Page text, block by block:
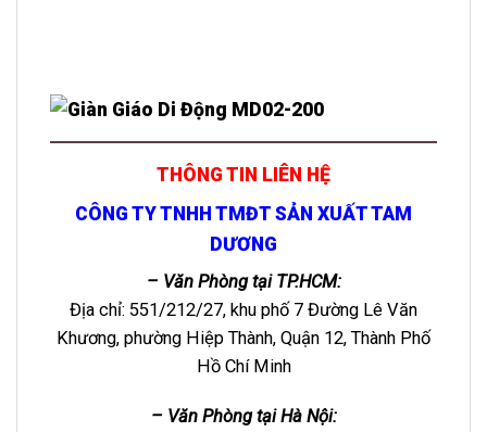
THÔNG TIN LIÊN HỆ
CÔNG TY TNHH TMĐT SẢN XUẤT TAM
DƯƠNG
– Văn Phòng tại TP.HCM:
Địa chỉ: 551/212/27, khu phố 7 Đường Lê Văn
Khương, phường Hiệp Thành, Quận 12, Thành Phố
Hồ Chí Minh
– Văn Phòng tại Hà Nội: